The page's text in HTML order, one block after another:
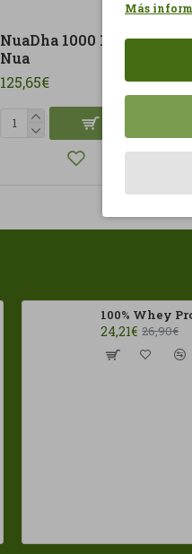
NuaDha 1000 132 Perlas
Nua
125,65€
24,21€ 26,90€
Más